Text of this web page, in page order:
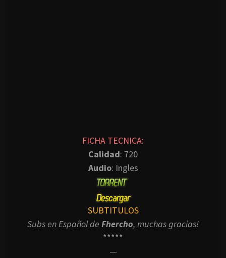
FICHA TECNICA:
Calidad: 720
Audio: Ingles
SUBTITULOS
Subs en Español de Fhercho, muchas gracias!
*****
—